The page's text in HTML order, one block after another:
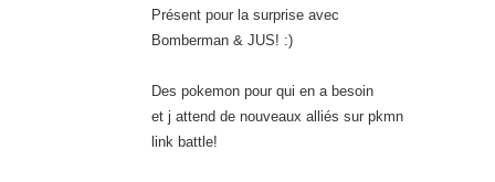
Présent pour la surprise avec
Bomberman & JUS! :)
Des pokemon pour qui en a besoin
et j attend de nouveaux alliés sur pkmn
link battle!